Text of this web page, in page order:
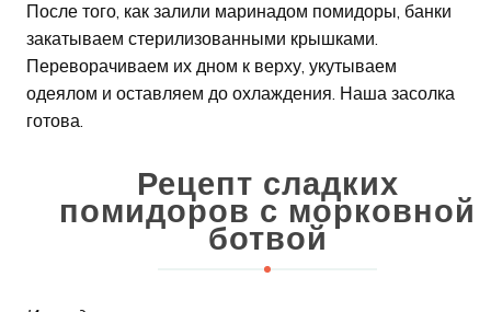
После того, как залили маринадом помидоры, банки
закатываем стерилизованными крышками.
Переворачиваем их дном к верху, укутываем
одеялом и оставляем до охлаждения. Наша засолка
готова.
Рецепт сладких
помидоров с морковной
ботвой